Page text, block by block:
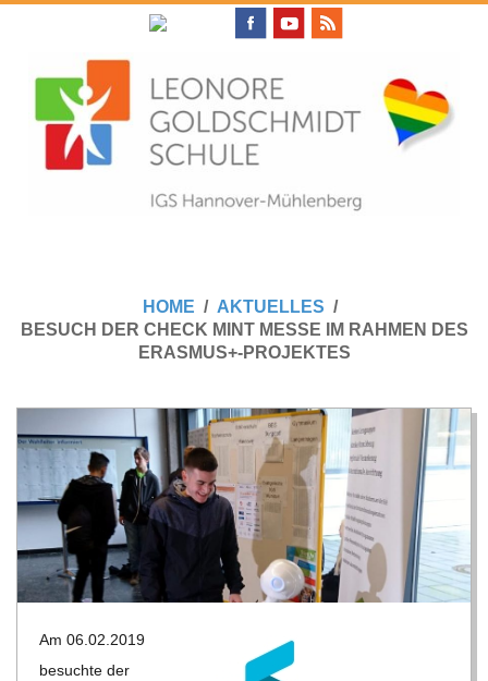
content
N
O
R
E
HOME
AKTUELLES
BESUCH DER CHECK MINT MESSE IM RAHMEN DES
ERASMUS+-PROJEKTES
Am 06.02.2019
besuchte der